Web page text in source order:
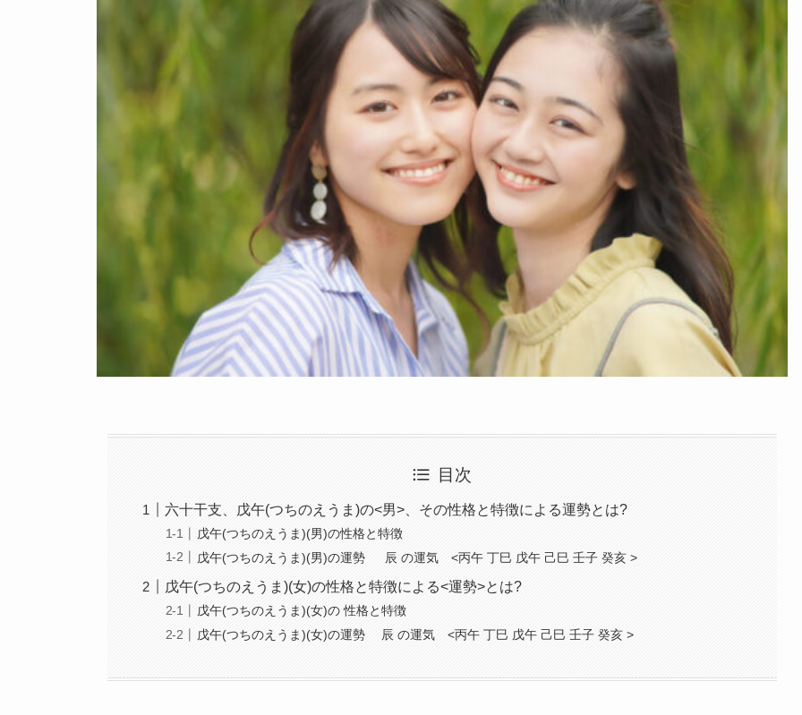
目次
六十干支、戊午(つちのえうま)の<男>、その性格と特徴による運勢とは?
戊午(つちのえうま)(男)の性格と特徴
戊午(つちのえうま)(男)の運勢 辰 の運気 <丙午 丁巳 戊午 己巳 壬子 癸亥 >
戊午(つちのえうま)(女)の性格と特徴による<運勢>とは?
戊午(つちのえうま)(女)の 性格と特徴
戊午(つちのえうま)(女)の運勢 辰 の運気 <丙午 丁巳 戊午 己巳 壬子 癸亥 >